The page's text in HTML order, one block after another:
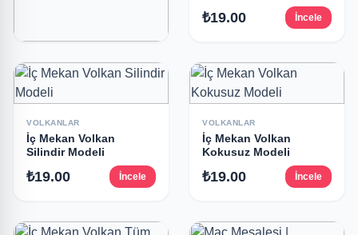
Dış Mekan Volkan
₺17.00 İncele
₺19.00 İncele
VOLKANLAR
İç Mekan Volkan
Silindir Modeli
₺19.00 İncele
VOLKANLAR
İç Mekan Volkan
Kokusuz Modeli
₺19.00 İncele